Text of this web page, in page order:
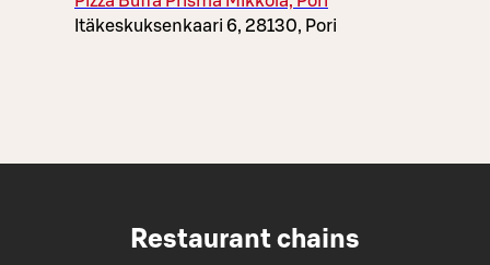
Itäkeskuksenkaari 6, 28130, Pori
Restaurant chains